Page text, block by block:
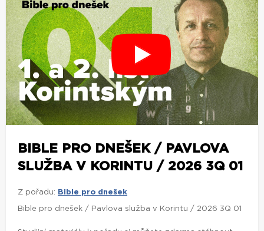
BIBLE PRO DNEŠEK / PAVLOVA
SLUŽBA V KORINTU / 2026 3Q 01
Z pořadu: Bible pro dnešek
Bible pro dnešek / Pavlova služba v Korintu / 2026 3Q 01